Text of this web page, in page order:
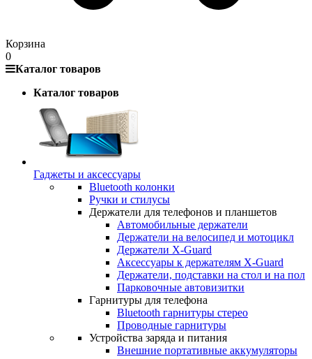
Корзина
0
Каталог товаров
Каталог товаров
Гаджеты и аксессуары
Bluetooth колонки
Ручки и стилусы
Держатели для телефонов и планшетов
Автомобильные держатели
Держатели на велосипед и мотоцикл
Держатели X-Guard
Аксессуары к держателям X-Guard
Держатели, подставки на стол и на пол
Парковочные автовизитки
Гарнитуры для телефона
Bluetooth гарнитуры стерео
Проводные гарнитуры
Устройства заряда и питания
Внешние портативные аккумуляторы